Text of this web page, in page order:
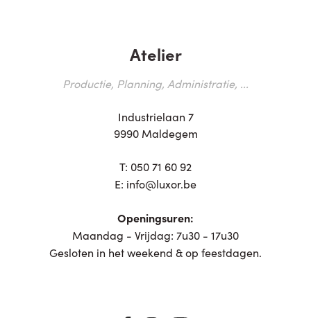
Atelier
Productie, Planning, Administratie, ...
Industrielaan 7
9990 Maldegem
T: 050 71 60 92
E: info@luxor.be
Openingsuren:
Maandag - Vrijdag: 7u30 - 17u30
Gesloten in het weekend & op feestdagen.